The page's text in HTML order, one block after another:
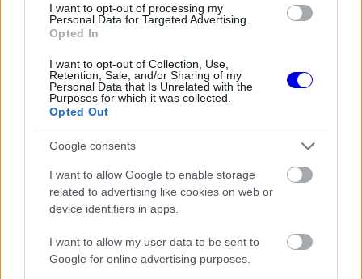
I want to opt-out of processing my
Personal Data for Targeted Advertising.
Opted In
I want to opt-out of Collection, Use,
Retention, Sale, and/or Sharing of my
Personal Data that Is Unrelated with the
Purposes for which it was collected.
Opted Out
Google consents
I want to allow Google to enable storage
related to advertising like cookies on web or
device identifiers in apps.
I want to allow my user data to be sent to
Google for online advertising purposes.
FORMA-1
Zéró kifogás az Alpine-nál, a
kitálalt Hamilton F1-es
debütálásáról
A korábban negyvenhárom F1-es nagydíjon,
valamint tizenhat megbízhatósági világbajnoki
futamon induló versenyző idén teljesíti első